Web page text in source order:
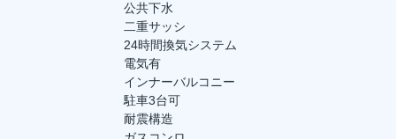
公共下水
二重サッシ
24時間換気システム
電気有
インナーバルコニー
駐車3台可
耐震構造